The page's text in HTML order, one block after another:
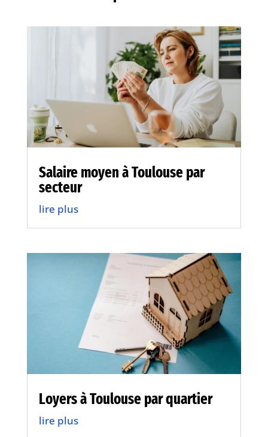
Salaire moyen à Toulouse par
secteur
lire plus
Loyers à Toulouse par quartier
lire plus